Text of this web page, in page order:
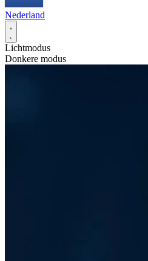
Nederland
Lichtmodus
Donkere modus